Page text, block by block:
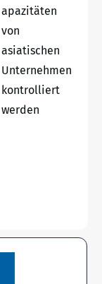
apazitäten
von
asiatischen
Unternehmen
kontrolliert
werden